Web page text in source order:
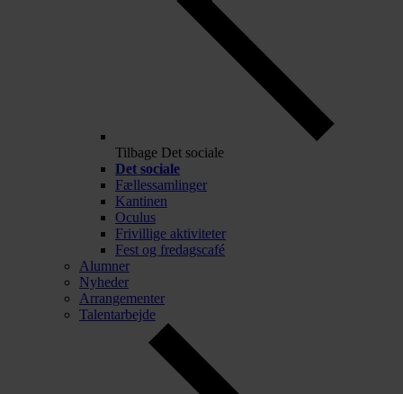
Tilbage Det sociale
Det sociale
Fællessamlinger
Kantinen
Oculus
Frivillige aktiviteter
Fest og fredagscafé
Alumner
Nyheder
Arrangementer
Talentarbejde